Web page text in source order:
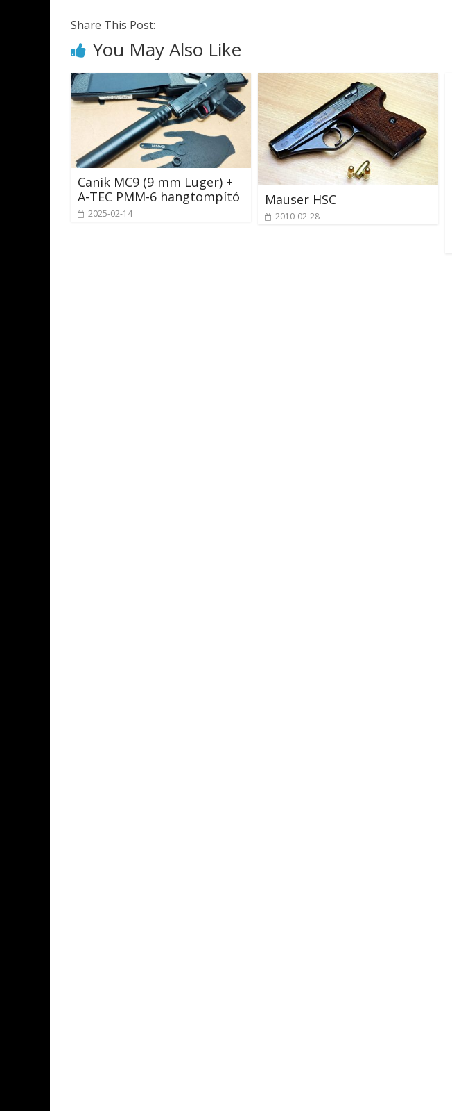
Share This Post:
You May Also Like
Canik MC9 (9 mm Luger) +
A-TEC PMM-6 hangtompító
2025-02-14
Mauser HSC
2010-02-28